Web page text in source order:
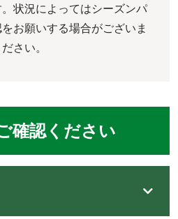
状況によってはシーズンパ
お願いする場合がございま
さい。
確認ください